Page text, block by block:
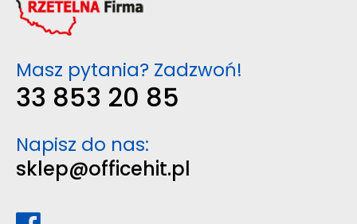
Masz pytania? Zadzwoń!
33 853 20 85
Napisz do nas:
sklep@officehit.pl